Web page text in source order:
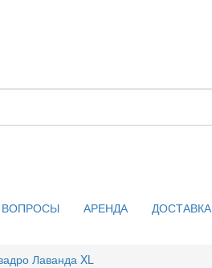
ВОПРОСЫ АРЕНДА ДОСТАВКА
Лаванда XL